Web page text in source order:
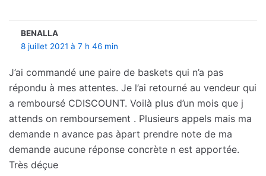
BENALLA
8 juillet 2021 à 7 h 46 min
J’ai commandé une paire de baskets qui n’a pas
répondu à mes attentes. Je l’ai retourné au vendeur qui
a remboursé CDISCOUNT. Voilà plus d’un mois que j
attends on remboursement . Plusieurs appels mais ma
demande n avance pas àpart prendre note de ma
demande aucune réponse concrète n est apportée.
Très déçue